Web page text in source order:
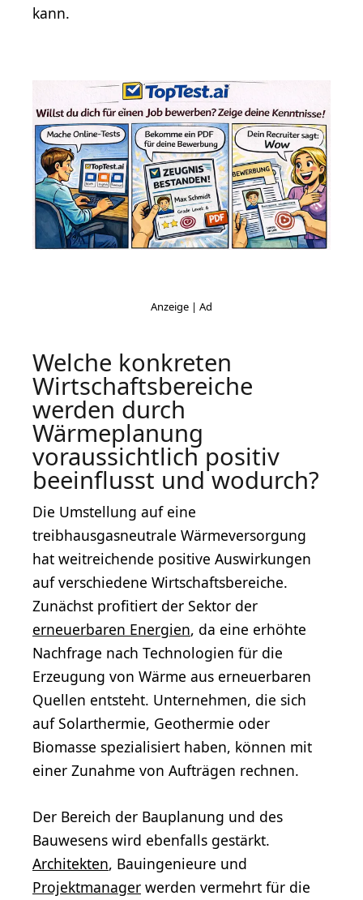
kann.
Welche konkreten
Wirtschaftsbereiche
werden durch
Wärmeplanung
voraussichtlich positiv
beeinflusst und wodurch?
Die Umstellung auf eine
treibhausgasneutrale Wärmeversorgung
hat weitreichende positive Auswirkungen
auf verschiedene Wirtschaftsbereiche.
Zunächst profitiert der Sektor der
erneuerbaren Energien, da eine erhöhte
Nachfrage nach Technologien für die
Erzeugung von Wärme aus erneuerbaren
Quellen entsteht. Unternehmen, die sich
auf Solarthermie, Geothermie oder
Biomasse spezialisiert haben, können mit
einer Zunahme von Aufträgen rechnen.
Der Bereich der Bauplanung und des
Bauwesens wird ebenfalls gestärkt.
Architekten, Bauingenieure und
Projektmanager werden vermehrt für die